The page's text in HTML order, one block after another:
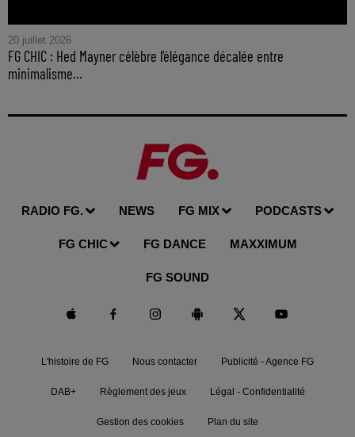
20 juillet 2026
FG CHIC : Hed Mayner célèbre l'élégance décalée entre
minimalisme...
RADIO FG. NEWS FG MIX PODCASTS
FG CHIC FG DANCE MAXXIMUM
FG SOUND
L'histoire de FG Nous contacter Publicité - Agence FG
DAB+ Règlement des jeux Légal - Confidentialité
Gestion des cookies Plan du site